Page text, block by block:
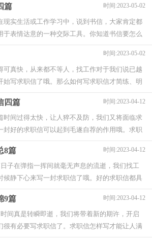
篇 时间:2023-05-02
现实生活或工作学习中，说到书信，大家肯定都
于表情达意的一种交际工具。你知道书信要怎么
时间:2023-05-02
可真快，从来都不等人，找工作对于我们说已越
始写求职信了哦。那么如何写求职信才简练、明
四篇 时间:2023-04-12
时间过得太快，让人猝不及防，我们又将面临求
封好的求职信可以起到毛遂自荐的作用哦。求职
8篇 时间:2023-04-12
子在弹指一挥间就毫无声息的流逝，我们找工
候静下心来写一封求职信了哦。好的求职信都具
9篇 时间:2023-04-12
间真是转瞬即逝，我们将带着新的期许，开启
很有必要写求职信了。求职信怎样写才能让人满